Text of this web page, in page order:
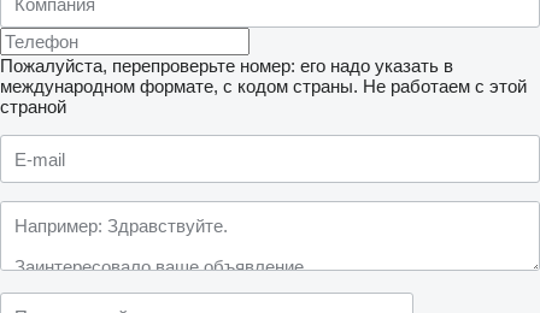
Пожалуйста, перепроверьте номер: его надо указать в
международном формате, с кодом страны. Не работаем с этой
страной